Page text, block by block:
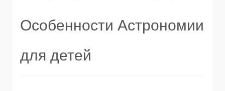
Особенности Астрономии
для детей